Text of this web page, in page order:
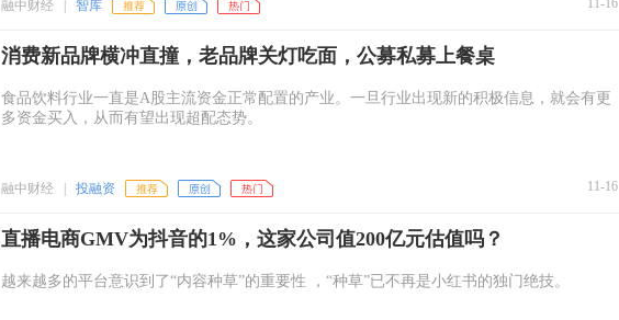
融中财经 智库 11-16
消费新品牌横冲直撞，老品牌关灯吃面，公募私募上餐桌
食品饮料行业一直是A股主流资金正常配置的产业。一旦行业出现新的积极信息，就会有更
多资金买入，从而有望出现超配态势。
融中财经 投融资 11-16
直播电商GMV为抖音的1%，这家公司值200亿元估值吗？
越来越多的平台意识到了“内容种草”的重要性 ，“种草”已不再是小红书的独门绝技。